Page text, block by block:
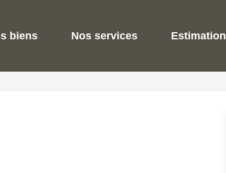
biens Nos services Estimation